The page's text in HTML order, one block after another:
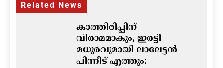
Related News
കാത്തിരിപ്പിന്
വിരാമമാകും, ഇരട്ടി
മധുരവുമായി ലാലേട്ടൻ
പിന്നീട് എത്തും: